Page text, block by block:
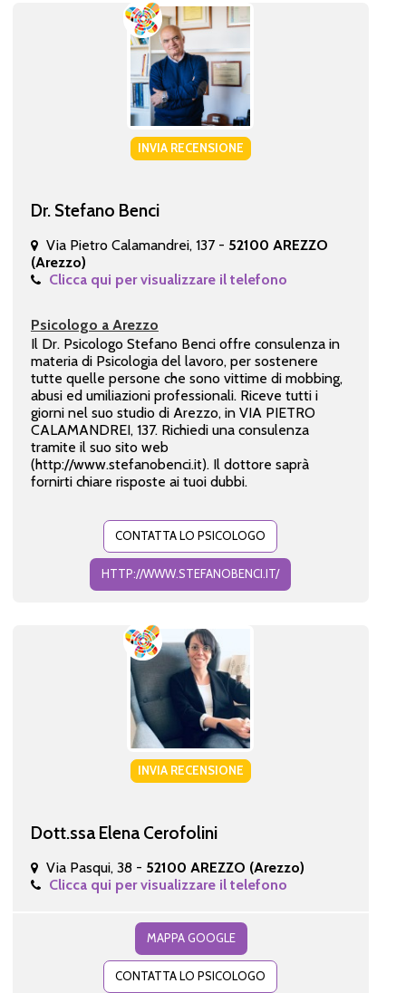
INVIA RECENSIONE
Dr. Stefano Benci
Via Pietro Calamandrei, 137 - 52100 AREZZO
(Arezzo)
Clicca qui per visualizzare il telefono
Psicologo a Arezzo
Il Dr. Psicologo Stefano Benci offre consulenza in
materia di Psicologia del lavoro, per sostenere
tutte quelle persone che sono vittime di mobbing,
abusi ed umiliazioni professionali. Riceve tutti i
giorni nel suo studio di Arezzo, in VIA PIETRO
CALAMANDREI, 137. Richiedi una consulenza
tramite il suo sito web
(http://www.stefanobenci.it). Il dottore saprà
fornirti chiare risposte ai tuoi dubbi.
CONTATTA LO PSICOLOGO
HTTP://WWW.STEFANOBENCI.IT/
INVIA RECENSIONE
Dott.ssa Elena Cerofolini
Via Pasqui, 38 - 52100 AREZZO (Arezzo)
Clicca qui per visualizzare il telefono
MAPPA GOOGLE
CONTATTA LO PSICOLOGO